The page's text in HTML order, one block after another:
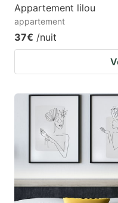
Appartement lilou
appartement
37€ /nuit